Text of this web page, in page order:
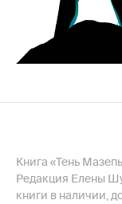
Книга «Тень
Редакция Елены
книги в наличии,